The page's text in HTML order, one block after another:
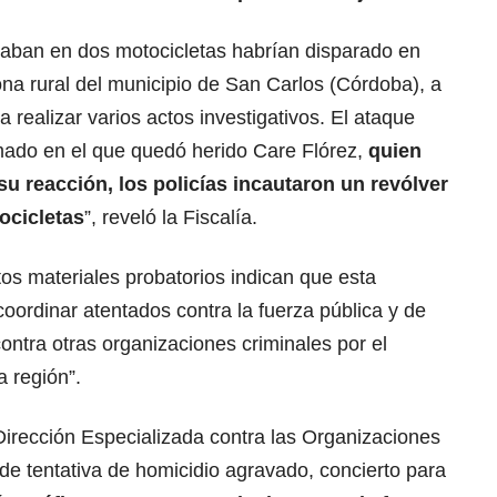
en dos motocicletas habrían disparado en
rural del municipio de San Carlos (Córdoba), a
realizar varios actos investigativos. El ataque
en el que quedó herido Care Flórez, quien
reacción, los policías incautaron un revólver
”, reveló la Fiscalía.
materiales probatorios indican que esta
atentados contra la fuerza pública y de
otras organizaciones criminales por el
región”.
Especializada contra las Organizaciones
tentativa de homicidio agravado, concierto para